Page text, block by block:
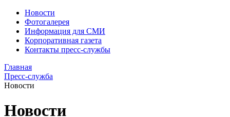
Новости
Фотогалерея
Информация для СМИ
Корпоративная газета
Контакты пресс-службы
Главная
Пресс-служба
Новости
Новости